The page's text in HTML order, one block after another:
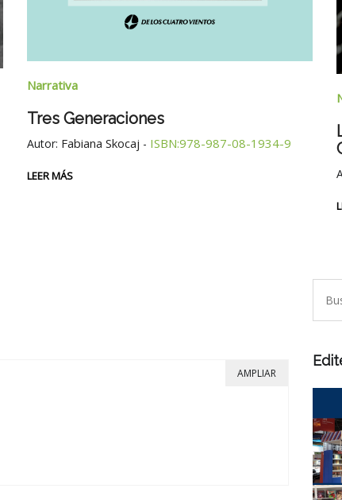
Narrativa
Tres Generaciones
Autor: Fabiana Skocaj - ISBN:978-987-08-1934-9
LEER MÁS
AMPLIAR